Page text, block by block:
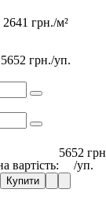
2641 грн./м²
5652 грн./уп.
вартість:
5652
/уп.
Купити